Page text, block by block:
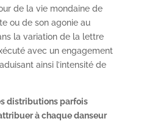
de la vie mondaine de
ou de son agonie au
la variation de la lettre
avec un engagement
ainsi l’intensité de
distributions parfois
à chaque danseur